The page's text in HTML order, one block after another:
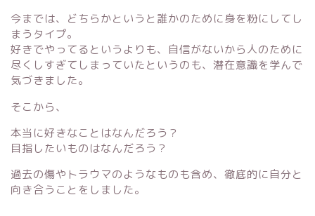
今までは、どちらかというと誰かのために身を粉にしてし
まうタイプ。
好きでやってるというよりも、自信がないから人のために
尽くしすぎてしまっていたというのも、潜在意識を学んで
気づきました。
そこから、
本当に好きなことはなんだろう？
目指したいものはなんだろう？
過去の傷やトラウマのようなものも含め、徹底的に自分と
向き合うことをしました。